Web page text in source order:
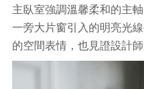
主臥室強調溫馨柔和的主
一旁大片窗引入的明亮光
的空間表情，也見證設計